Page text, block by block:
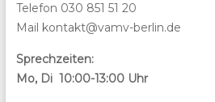
Telefon 030 851 51 20
Mail kontakt@vamv-berlin.de
Sprechzeiten:
Mo, Di 10:00-13:00 Uhr